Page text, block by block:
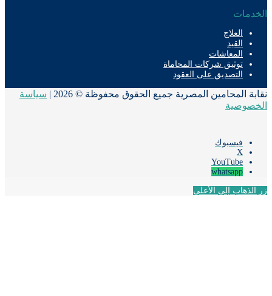
العلاج
القيد
المعاشات
توثيق شركات المحاماة
التصديق على العقود
المحامين المصرية جميع الحقوق محفوظة © 2026 |
سياسة
فيسبوك
‫YouTube
whatsapp
إلى الأعلى